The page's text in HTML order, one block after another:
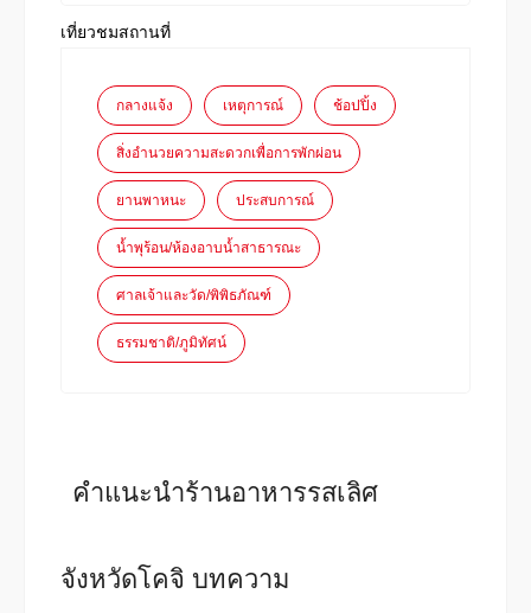
เที่ยวชมสถานที่
กลางแจ้ง เหตุการณ์ ช้อปปิ้ง
สิ่งอำนวยความสะดวกเพื่อการพักผ่อน
ยานพาหนะ ประสบการณ์
น้ำพุร้อน/ห้องอาบน้ำสาธารณะ
ศาลเจ้าและวัด/พิพิธภัณฑ์
ธรรมชาติ/ภูมิทัศน์
คำแนะนำร้านอาหารรสเลิศ
จังหวัดโคจิ บทความ